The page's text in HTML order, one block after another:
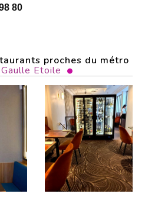
80
proches du métro
Etoile